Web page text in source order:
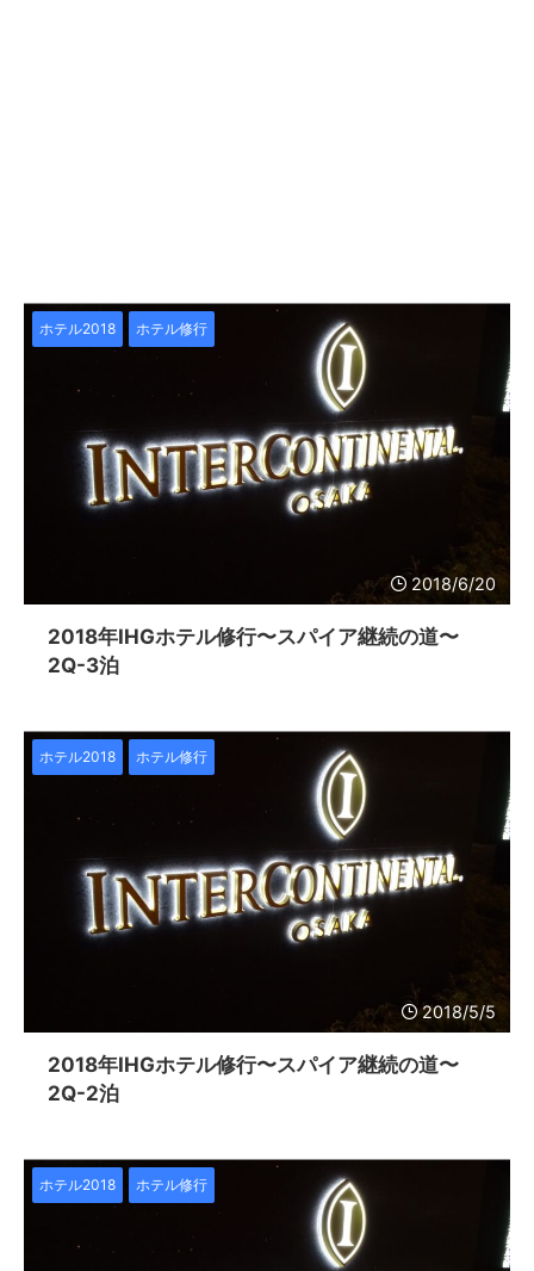
2018/6/20
ホテル2018 ホテル修行
2018年IHGホテル修行〜スパイア継続の道〜
2Q-3泊
2018/5/5
ホテル2018 ホテル修行
2018年IHGホテル修行〜スパイア継続の道〜
2Q-2泊
ホテル2018 ホテル修行